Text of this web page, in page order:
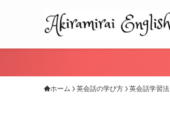
ホーム 英会話の学び方 英会話学習法